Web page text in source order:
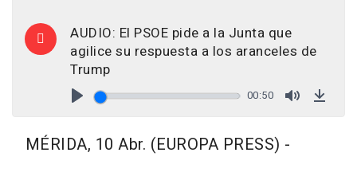
AUDIO: El PSOE pide a la Junta que
agilice su respuesta a los aranceles de
Trump
00:50
MÉRIDA, 10 Abr. (EUROPA PRESS) -